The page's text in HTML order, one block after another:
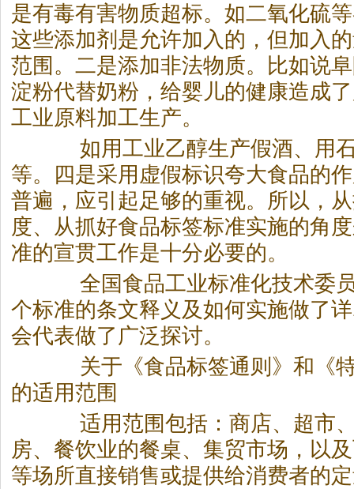
是有毒有害物质超标。如二氧化硫
这些添加剂是允许加入的，但加入
范围。二是添加非法物质。比如说
淀粉代替奶粉，给婴儿的健康造成
工业原料加工生产。
如用工业乙醇生产假酒、用
等。四是采用虚假标识夸大食品的
普遍，应引起足够的重视。所以，
度、从抓好食品标签标准实施的角
准的宣贯工作是十分必要的。
全国食品工业标准化技术委员
个标准的条文释义及如何实施做了
会代表做了广泛探讨。
关于《食品标签通则》和《特
的适用范围
适用范围包括：商店、超市、
房、餐饮业的餐桌、集贸市场，以
等场所直接销售或提供给消费者的